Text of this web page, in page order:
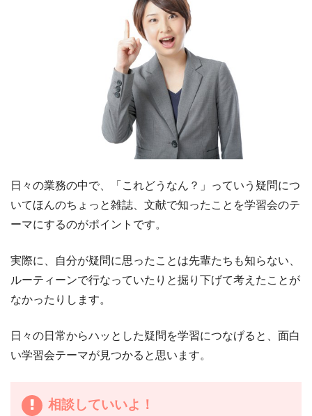
日々の業務の中で、「これどうなん？」っていう疑問につ
いてほんのちょっと雑誌、文献で知ったことを学習会のテ
ーマにするのがポイントです。
実際に、自分が疑問に思ったことは先輩たちも知らない、
ルーティーンで行なっていたりと掘り下げて考えたことが
なかったりします。
日々の日常からハッとした疑問を学習につなげると、面白
い学習会テーマが見つかると思います。
相談していいよ！